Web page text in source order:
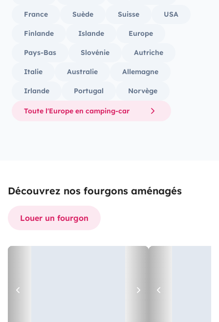
France Suède Suisse USA
Finlande Islande Europe
Pays-Bas Slovénie Autriche
Italie Australie Allemagne
Irlande Portugal Norvège
Toute l'Europe en camping-car
Découvrez nos fourgons aménagés
Louer un fourgon